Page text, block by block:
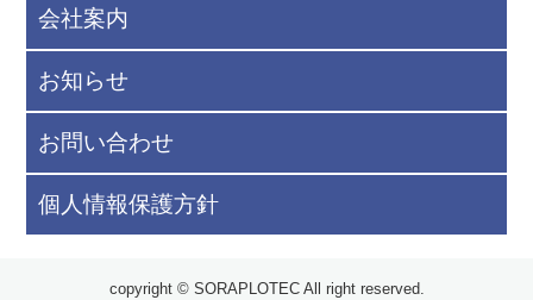
会社案内
お知らせ
お問い合わせ
個人情報保護方針
copyright © SORAPLOTEC All right reserved.